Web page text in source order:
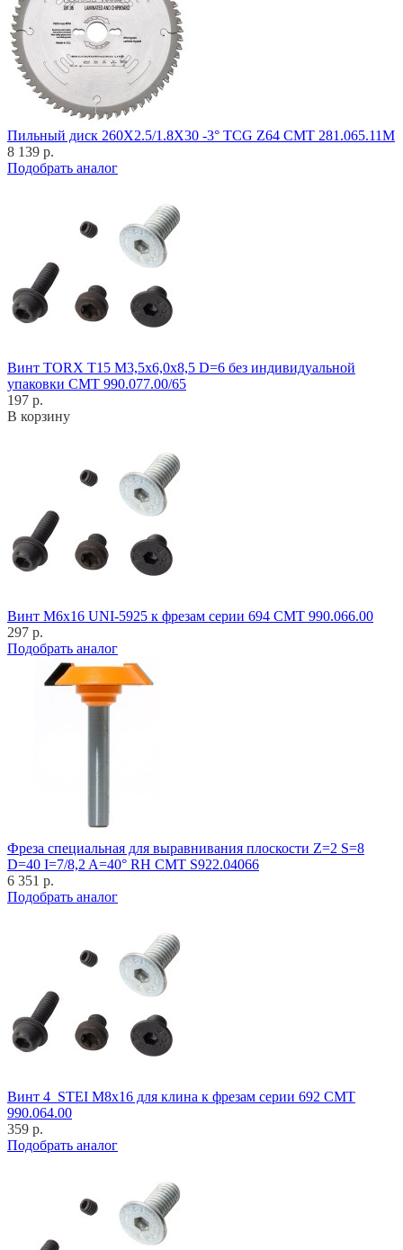
Пильный диск 260X2.5/1.8X30 -3° TCG Z64 CMT 281.065.11M
8 139 р.
Подобрать аналог
Винт TORX T15 M3,5x6,0x8,5 D=6 без индивидуальной
упаковки CMT 990.077.00/65
197 р.
В корзину
Винт M6x16 UNI-5925 к фрезам серии 694 CMT 990.066.00
297 р.
Подобрать аналог
Фреза специальная для выравнивания плоскости Z=2 S=8
D=40 I=7/8,2 A=40° RH CMT S922.04066
6 351 р.
Подобрать аналог
Винт 4_STEI M8x16 для клина к фрезам серии 692 CMT
990.064.00
359 р.
Подобрать аналог